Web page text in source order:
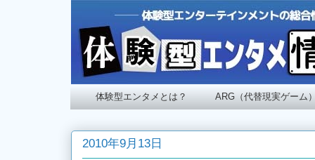
体験型エンタメとは？ ARG（代替現実ゲーム
2010年9月13日